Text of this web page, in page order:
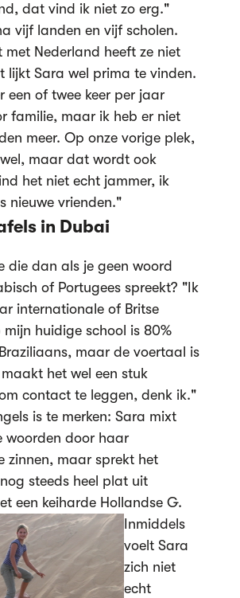
dat vind ik niet zo erg."
vijf landen en vijf scholen.
met Nederland heeft ze niet
lijkt Sara wel prima te vinden.
een of twee keer per jaar
familie, maar ik heb er niet
meer. Op onze vorige plek,
maar dat wordt ook
het niet echt jammer, ik
nieuwe vrienden."
in Dubai
die dan als je geen woord
of Portugees spreekt? "Ik
internationale of Britse
mijn huidige school is 80%
maar de voertaal is
het wel een stuk
contact te leggen, denk ik."
is te merken: Sara mixt
woorden door haar
zinnen, maar sprekt het
steeds heel plat uit
een keiharde Hollandse G.
Inmiddels
voelt Sara
zich niet
echt